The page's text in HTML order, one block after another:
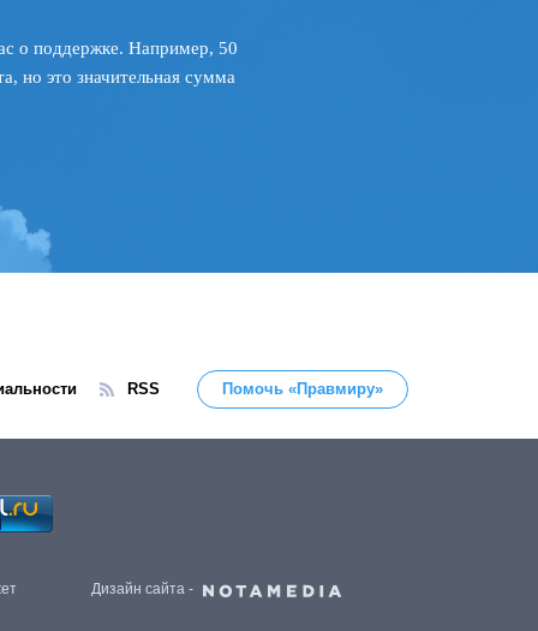
о поддержке. Например, 50
но это значительная сумма
RSS Помочь «Правмиру»
Дизайн сайта -